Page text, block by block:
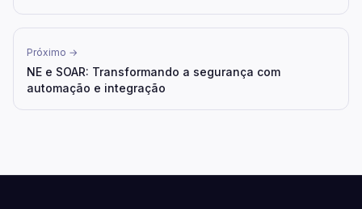
Próximo →
NE e SOAR: Transformando a segurança com
automação e integração